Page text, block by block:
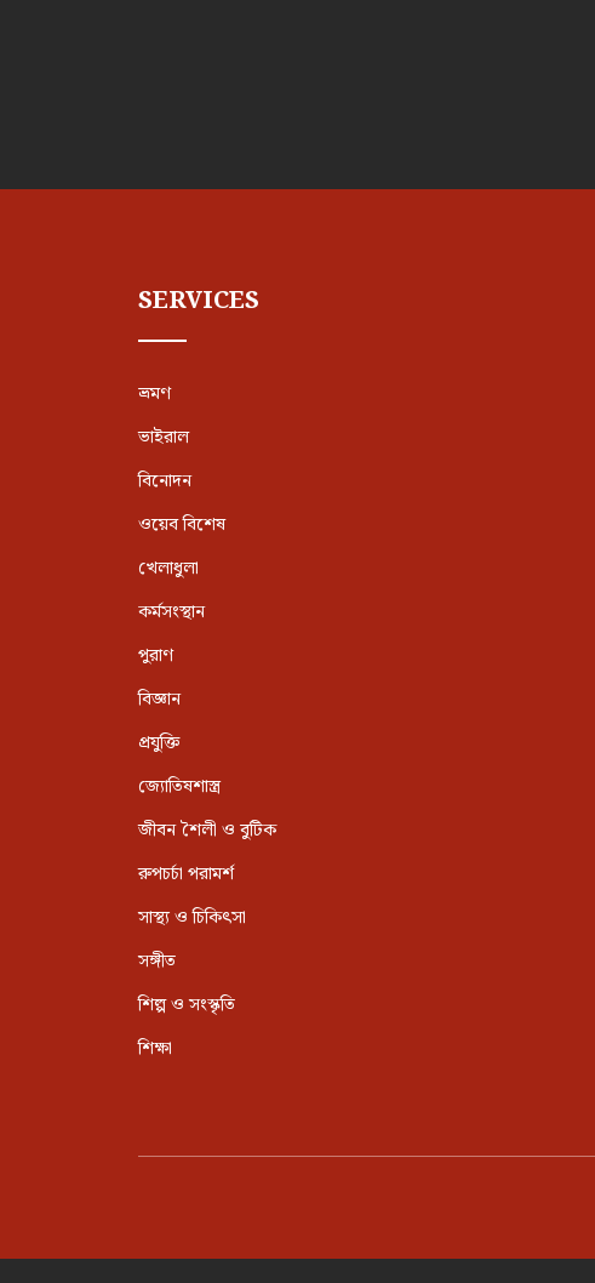
SERVICES
ভ্রমণ
ভাইরাল
বিনোদন
ওয়েব বিশেষ
খেলাধুলা
কর্মসংস্থান
পুরাণ
বিজ্ঞান
প্রযুক্তি
জ্যোতিষশাস্ত্র
জীবন শৈলী ও বুটিক
রুপচর্চা পরামর্শ
সাস্থ্য ও চিকিৎসা
সঙ্গীত
শিল্প ও সংস্কৃতি
শিক্ষা